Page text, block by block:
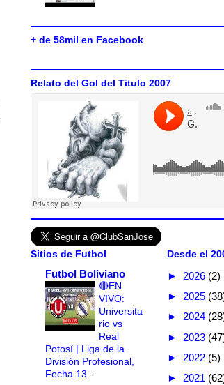
+ de 58mil en Facebook
Relato del Gol del Titulo 2007
Sitios de Futbol
Futbol Boliviano
🔴EN
VIVO:
Universita
rio vs
Real
Potosí | Liga de la
División Profesional,
Fecha 13 -
Desde el
► 2026 (2)
► 2025
► 2024
► 2023
► 2022 (5)
► 2021